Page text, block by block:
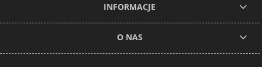
INFORMACJE
O NAS